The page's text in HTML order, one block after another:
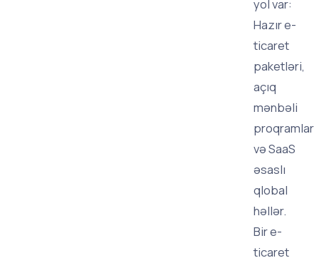
yol var:
Hazır e-
ticaret
paketləri,
açıq
mənbəli
proqramlar
və SaaS
əsaslı
qlobal
həllər.
Bir e-
ticaret